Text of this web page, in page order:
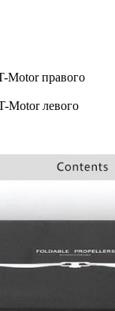
Motor правого
Motor левого